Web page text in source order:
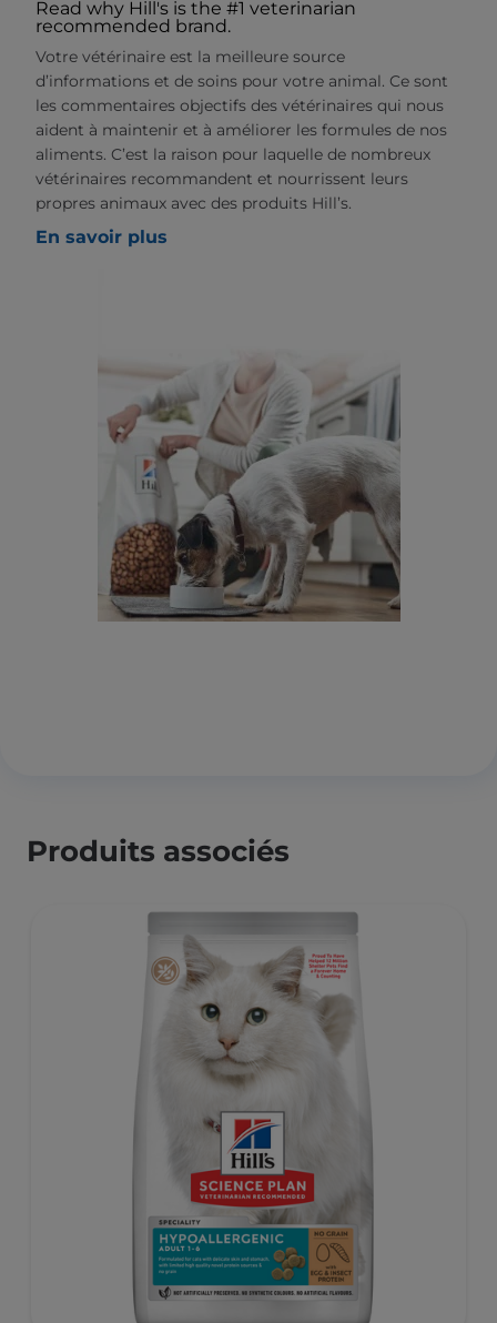
Read why Hill's is the #1 veterinarian
recommended brand.
Votre vétérinaire est la meilleure source
d’informations et de soins pour votre animal. Ce sont
les commentaires objectifs des vétérinaires qui nous
aident à maintenir et à améliorer les formules de nos
aliments. C’est la raison pour laquelle de nombreux
vétérinaires recommandent et nourrissent leurs
propres animaux avec des produits Hill’s.
En savoir plus
Produits associés